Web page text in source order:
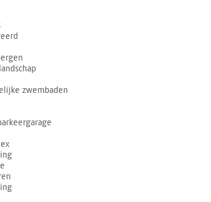
zwembaden